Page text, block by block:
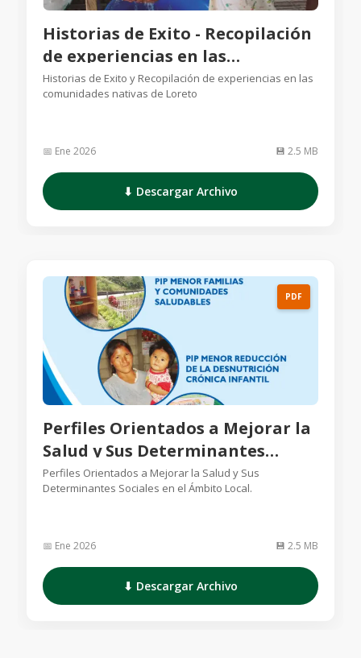
Historias de Exito - Recopilación
de experiencias en las
comunidades nativas de Loreto
Historias de Exito y Recopilación de experiencias en las
comunidades nativas de Loreto
📅 Ene 2026 💾 2.5 MB
⬇ Descargar Archivo
PDF
Perfiles Orientados a Mejorar la
Salud y Sus Determinantes
Sociales en el Ámbito Local
Perfiles Orientados a Mejorar la Salud y Sus
Determinantes Sociales en el Ámbito Local.
📅 Ene 2026 💾 2.5 MB
⬇ Descargar Archivo